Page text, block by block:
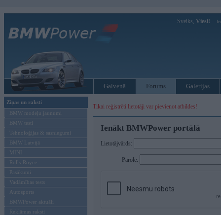
Sveiks, Viesi!
Galvenā Forums Galerijas
Ziņas un raksti
BMW modeļu jaunumi
BMW testi
Tehnoloģijas & sasniegumi
BMW Latvijā
MINI
Rolls-Royce
Pasākumi
Vadāmības tests
Autosports
BMWPower aktuāli
Reklāmas raksti
Tikai reģistrēti lietotāji var pievienot atbildes!
Ienākt BMWPower portālā
Lietotājvārds:
Parole: